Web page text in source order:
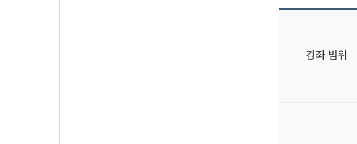
강좌 범위